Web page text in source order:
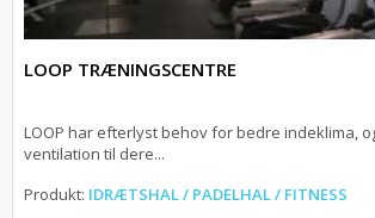
LOOP TRÆNINGSCENTRE
LOOP har efterlyst behov for bedre indeklima,
ventilation til dere...
Produkt: IDRÆTSHAL / PADELHAL / FITNESS